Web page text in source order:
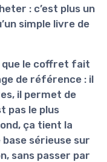
: c’est plus un
simple livre de
que le coffret fait
de référence : il
il permet de
pas le plus
ça tient la
sérieuse sur
sans passer par